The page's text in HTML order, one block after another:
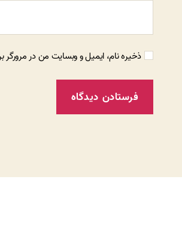
ذخیره نام، ایمیل و وبسایت من در مرورگر